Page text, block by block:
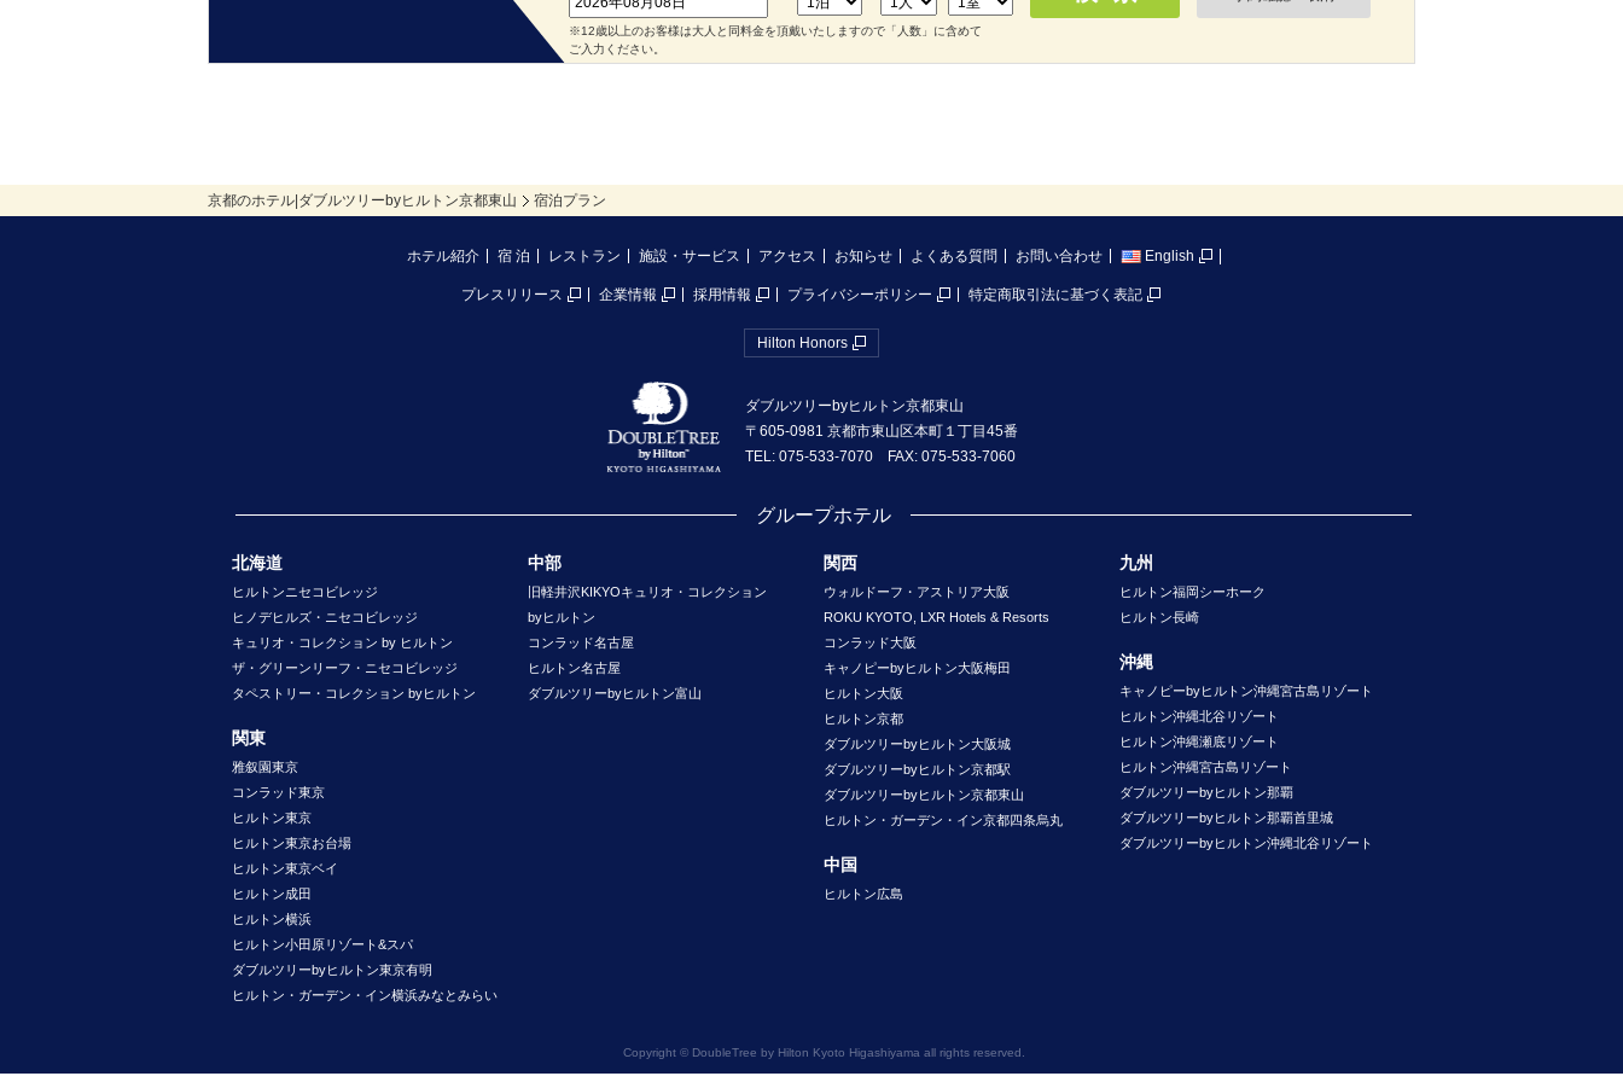
※12歳以上のお客様は大人と同料金を頂戴いたしますので「人数」に含めて
ご入力ください。
京都のホテル|ダブルツリーbyヒルトン京都東山 宿泊プラン
ホテル紹介 宿 泊 レストラン 施設・サービス アクセス お知らせ よくある質問 お問い合わせ English
プレスリリース 企業情報 採用情報 プライバシーポリシー 特定商取引法に基づく表記
Hilton Honors
ダブルツリーbyヒルトン京都東山
〒605-0981 京都市東山区本町１丁目45番
TEL: 075-533-7070 FAX: 075-533-7060
グループホテル
北海道
ヒルトンニセコビレッジ
ヒノデヒルズ・ニセコビレッジ
キュリオ・コレクション by ヒルトン
ザ・グリーンリーフ・ニセコビレッジ
タペストリー・コレクション byヒルトン
関東
雅叙園東京
コンラッド東京
ヒルトン東京
ヒルトン東京お台場
ヒルトン東京ベイ
ヒルトン成田
ヒルトン横浜
ヒルトン小田原リゾート&スパ
ダブルツリーbyヒルトン東京有明
ヒルトン・ガーデン・イン横浜みなとみらい
中部
旧軽井沢KIKYOキュリオ・コレクション
byヒルトン
コンラッド名古屋
ヒルトン名古屋
ダブルツリーbyヒルトン富山
関西
ウォルドーフ・アストリア大阪
ROKU KYOTO, LXR Hotels & Resorts
コンラッド大阪
キャノピーbyヒルトン大阪梅田
ヒルトン大阪
ヒルトン京都
ダブルツリーbyヒルトン大阪城
ダブルツリーbyヒルトン京都駅
ダブルツリーbyヒルトン京都東山
ヒルトン・ガーデン・イン京都四条烏丸
中国
ヒルトン広島
九州
ヒルトン福岡シーホーク
ヒルトン長崎
沖縄
キャノピーbyヒルトン沖縄宮古島リゾート
ヒルトン沖縄北谷リゾート
ヒルトン沖縄瀬底リゾート
ヒルトン沖縄宮古島リゾート
ダブルツリーbyヒルトン那覇
ダブルツリーbyヒルトン那覇首里城
ダブルツリーbyヒルトン沖縄北谷リゾート
Copyright © DoubleTree by Hilton Kyoto Higashiyama all rights reserved.